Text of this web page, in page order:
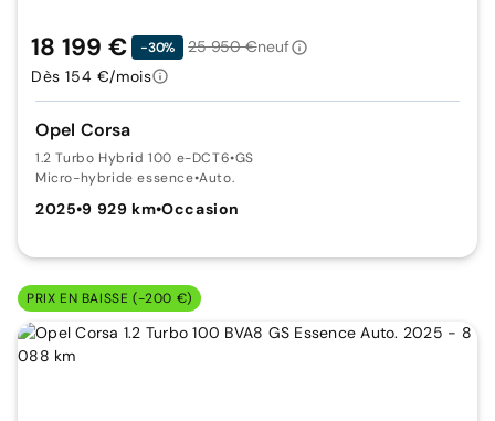
Opel Corsa
1.2 Turbo Hybrid 100 e-DCT6•GS
Micro-hybride essence•Auto.
2025•9 929 km•Occasion
18 199 € -30% 25 950 €neuf
Dès 154 €/mois
PRIX EN BAISSE (-200 €)